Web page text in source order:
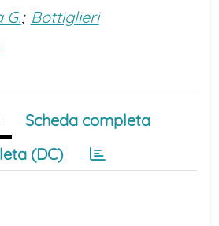
G.; Bottiglieri
Scheda completa
(DC)